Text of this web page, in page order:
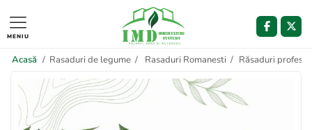
MENIU
Acasă / Rasaduri de legume / Rasaduri Romanesti / Răsaduri